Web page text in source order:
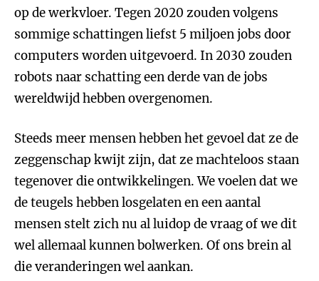
op de werkvloer. Tegen 2020 zouden volgens
sommige schattingen liefst 5 miljoen jobs door
computers worden uitgevoerd. In 2030 zouden
robots naar schatting een derde van de jobs
wereldwijd hebben overgenomen.
Steeds meer mensen hebben het gevoel dat ze de
zeggenschap kwijt zijn, dat ze machteloos staan
tegenover die ontwikkelingen. We voelen dat we
de teugels hebben losgelaten en een aantal
mensen stelt zich nu al luidop de vraag of we dit
wel allemaal kunnen bolwerken. Of ons brein al
die veranderingen wel aankan.